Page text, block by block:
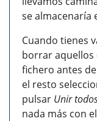
se almacenaría
Cuando tienes
borrar aquellos
fichero antes
el resto
pulsar Unir
nada más con